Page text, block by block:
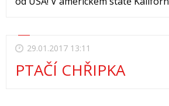
29.01.2017 13:11
PTAČÍ CHŘIPKA